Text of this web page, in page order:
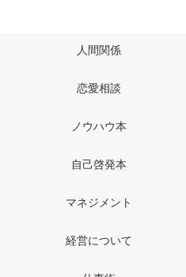
人間関係
恋愛相談
ノウハウ本
自己啓発本
マネジメント
経営について